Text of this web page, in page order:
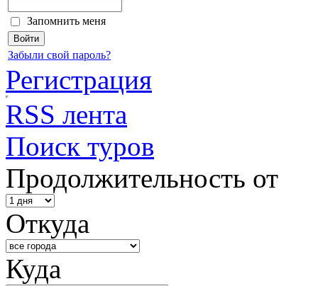
Запомнить меня
Забыли свой пароль?
Регистрация
RSS лента
Поиск туров
Продолжительность от
Откуда
Куда